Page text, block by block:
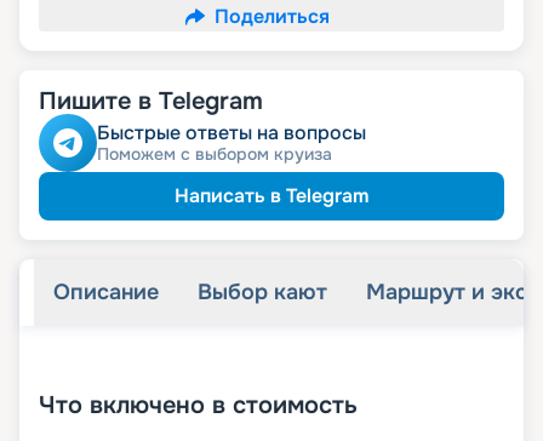
Поделиться
Пишите в Telegram
Быстрые ответы на вопросы
Поможем с выбором круиза
Написать в Telegram
Описание Выбор кают Маршрут и
Что включено в стоимость